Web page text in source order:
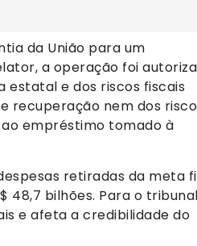
da União para um
a operação foi
estatal e dos riscos fiscais
recuperação nem dos
ao empréstimo tomado à
retiradas da meta
48,7 bilhões. Para o
e afeta a credibilidade do